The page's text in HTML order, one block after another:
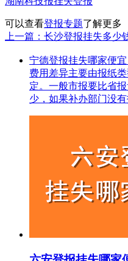
可以查看登报专题了解更多
上一篇：长沙登报挂失多少
宁德登报挂失哪家便
费用差异主要由报纸
定。一般市报要比省
少，如果补办部门没